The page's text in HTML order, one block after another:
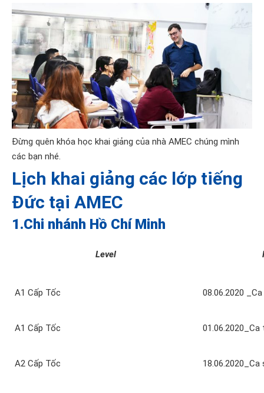
Đừng quên khóa học khai giảng của nhà AMEC chúng mình
các bạn nhé.
Lịch khai giảng các lớp tiếng
Đức tại AMEC
1.Chi nhánh Hồ Chí Minh
Level
A1 Cấp Tốc 08.06.2020
A1 Cấp Tốc 01.06.2020_Ca
A2 Cấp Tốc 18.06.2020_Ca